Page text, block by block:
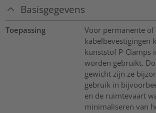
Basisgegevens
Toepassing
Voor permanente
kabelbevestigingen
kunststof P-Clamps
worden gebruikt.
gewicht zijn ze
gebruik in
en de ruimtevaart
minimaliseren van